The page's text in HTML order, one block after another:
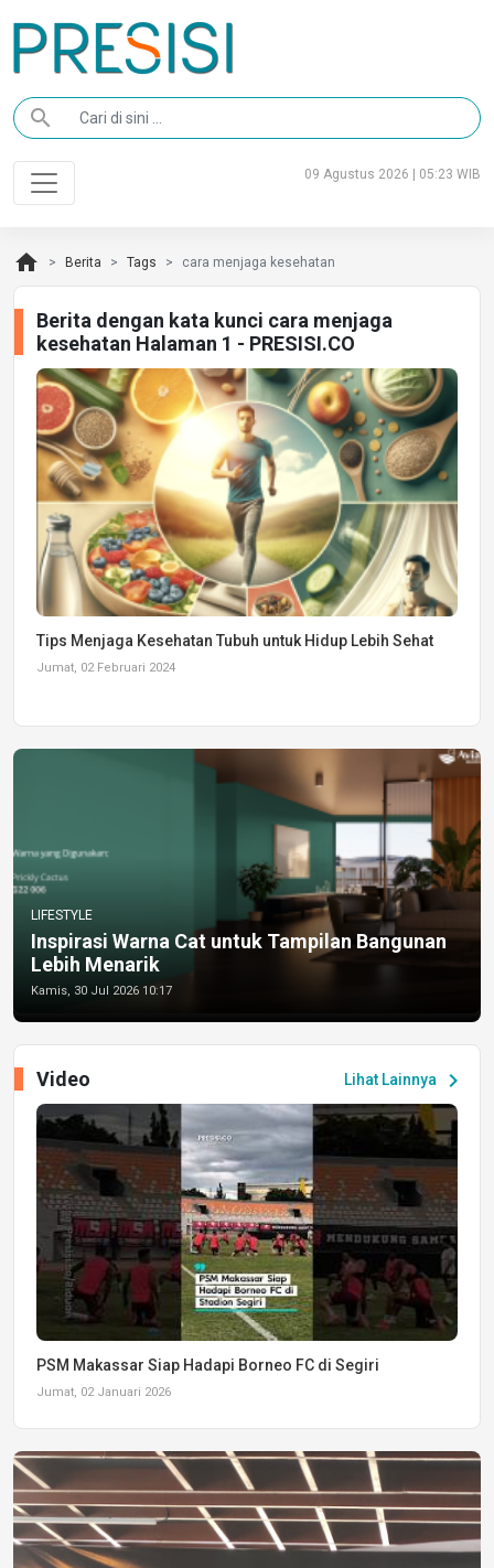
search
09 Agustus 2026 | 05:23 WIB
home Berita Tags cara menjaga kesehatan
Berita dengan kata kunci cara menjaga
kesehatan Halaman 1 - PRESISI.CO
Tips Menjaga Kesehatan Tubuh untuk Hidup Lebih Sehat
Jumat, 02 Februari 2024
LIFESTYLE
Inspirasi Warna Cat untuk Tampilan Bangunan
Lebih Menarik
Kamis, 30 Jul 2026 10:17
Lihat Lainnya chevron_right
Video
PSM Makassar Siap Hadapi Borneo FC di Segiri
Jumat, 02 Januari 2026